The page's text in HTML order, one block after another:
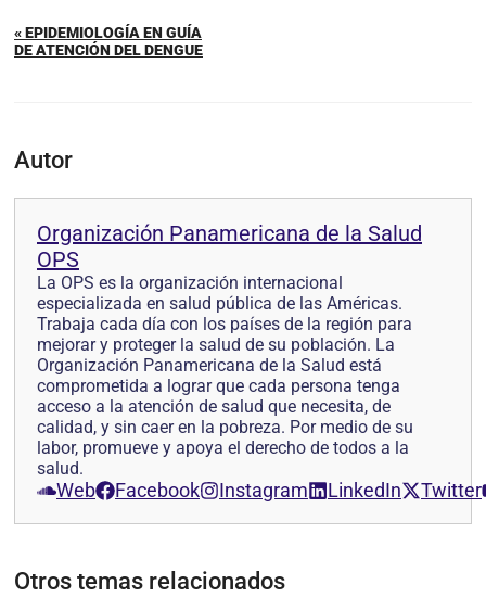
« EPIDEMIOLOGÍA EN GUÍA
DE ATENCIÓN DEL DENGUE
Autor
Organización Panamericana de la Salud
OPS
La OPS es la organización internacional
especializada en salud pública de las Américas.
Trabaja cada día con los países de la región para
mejorar y proteger la salud de su población. La
Organización Panamericana de la Salud está
comprometida a lograr que cada persona tenga
acceso a la atención de salud que necesita, de
calidad, y sin caer en la pobreza. Por medio de su
labor, promueve y apoya el derecho de todos a la
salud.
Web Facebook Instagram LinkedIn Twitter
Otros temas relacionados